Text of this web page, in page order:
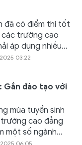
đã có điểm thi tốt
các trường cao
áp dụng nhiều...
03:22
Gắn đào tạo với
mùa tuyển sinh
trường cao đẳng
một số ngành...
06:05